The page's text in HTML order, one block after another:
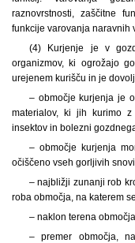
raznovrstnosti, zaščitne
funkcije varovanja naravnih
(4) Kurjenje je v
organizmov, ki ogrožajo
urejenem kurišču in je
– območje kurjenja je
materialov, ki jih kurimo z
insektov in bolezni
– območje kurjenja
očiščeno vseh gorljivih
– najbližji zunanji rob
roba območja, na katerem
– naklon terena
– premer območja,